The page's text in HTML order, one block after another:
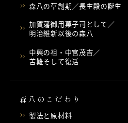
森八の草創期／長生殿の誕生
加賀藩御用菓子司として／
明治維新以後の森八
中興の祖・中宮茂吉／
苦難そして復活
森八のこだわり
製法と原材料